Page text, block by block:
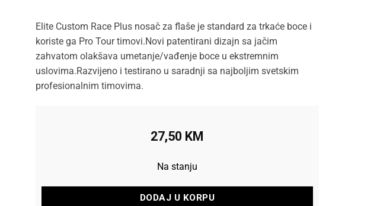
Elite Custom Race Plus nosač za flaše je standard za trkaće boce i
koriste ga Pro Tour timovi.Novi patentirani dizajn sa jačim
zahvatom olakšava umetanje/vađenje boce u ekstremnim
uslovima.Razvijeno i testirano u saradnji sa najboljim svetskim
profesionalnim timovima.
27,50 KM
Na stanju
DODAJ U KORPU